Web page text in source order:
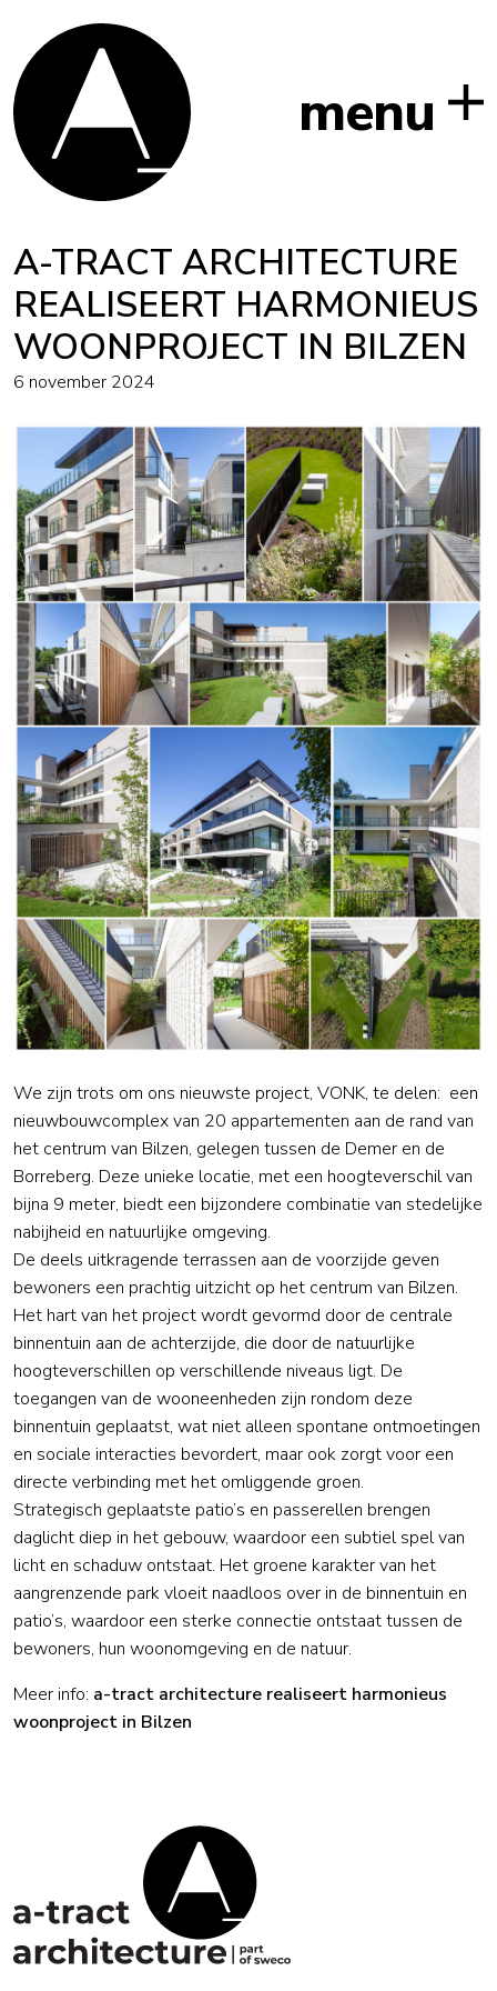
menu
A-TRACT ARCHITECTURE
REALISEERT HARMONIEUS
WOONPROJECT IN BILZEN
6 november 2024
We zijn trots om ons nieuwste project, VONK, te delen: een
nieuwbouwcomplex van 20 appartementen aan de rand van
het centrum van Bilzen, gelegen tussen de Demer en de
Borreberg. Deze unieke locatie, met een hoogteverschil van
bijna 9 meter, biedt een bijzondere combinatie van stedelijke
nabijheid en natuurlijke omgeving.
De deels uitkragende terrassen aan de voorzijde geven
bewoners een prachtig uitzicht op het centrum van Bilzen.
Het hart van het project wordt gevormd door de centrale
binnentuin aan de achterzijde, die door de natuurlijke
hoogteverschillen op verschillende niveaus ligt. De
toegangen van de wooneenheden zijn rondom deze
binnentuin geplaatst, wat niet alleen spontane ontmoetingen
en sociale interacties bevordert, maar ook zorgt voor een
directe verbinding met het omliggende groen.
Strategisch geplaatste patio’s en passerellen brengen
daglicht diep in het gebouw, waardoor een subtiel spel van
licht en schaduw ontstaat. Het groene karakter van het
aangrenzende park vloeit naadloos over in de binnentuin en
patio’s, waardoor een sterke connectie ontstaat tussen de
bewoners, hun woonomgeving en de natuur.
Meer info: a-tract architecture realiseert harmonieus
woonproject in Bilzen